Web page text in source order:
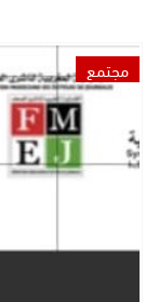
مجتمع